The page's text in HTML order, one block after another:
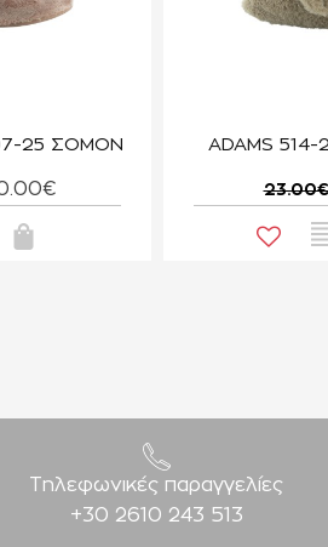
25 ΣΟΜΟΝ ADAMS 514-
23.00€
Τηλεφωνικές παραγγελίες
+30 2610 243 513